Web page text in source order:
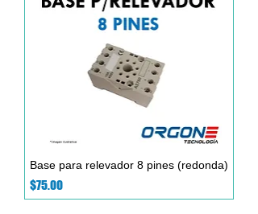
Base para relevador 8 pines (redonda)
Precio
$75.00